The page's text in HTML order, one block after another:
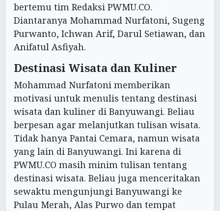
bertemu tim Redaksi PWMU.CO.
Diantaranya Mohammad Nurfatoni, Sugeng
Purwanto, Ichwan Arif, Darul Setiawan, dan
Anifatul Asfiyah.
Destinasi Wisata dan Kuliner
Mohammad Nurfatoni memberikan
motivasi untuk menulis tentang destinasi
wisata dan kuliner di Banyuwangi. Beliau
berpesan agar melanjutkan tulisan wisata.
Tidak hanya Pantai Cemara, namun wisata
yang lain di Banyuwangi. Ini karena di
PWMU.CO masih minim tulisan tentang
destinasi wisata. Beliau juga menceritakan
sewaktu mengunjungi Banyuwangi ke
Pulau Merah, Alas Purwo dan tempat